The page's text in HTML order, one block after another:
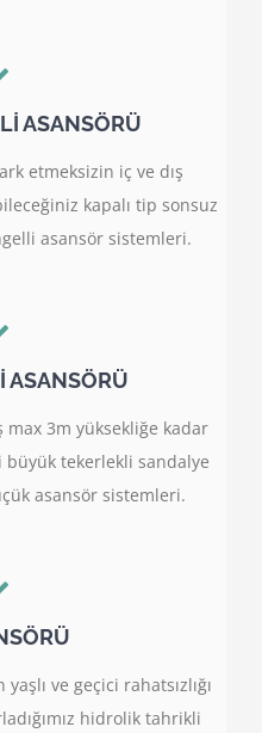
ASANSÖRÜ
etmeksizin iç ve dış
kapalı tip sonsuz
asansör sistemleri.
ASANSÖRÜ
3m yüksekliğe kadar
büyük tekerlekli sandalye
asansör sistemleri.
ve geçici rahatsızlığı
hidrolik tahrikli